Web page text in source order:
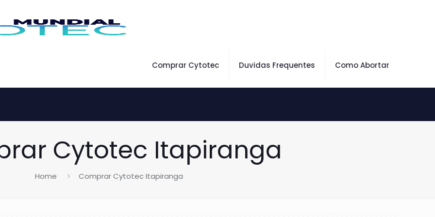
Comprar Cytotec Duvidas Frequentes Como Abortar
Cytotec Itapiranga
Home Comprar Cytotec Itapiranga